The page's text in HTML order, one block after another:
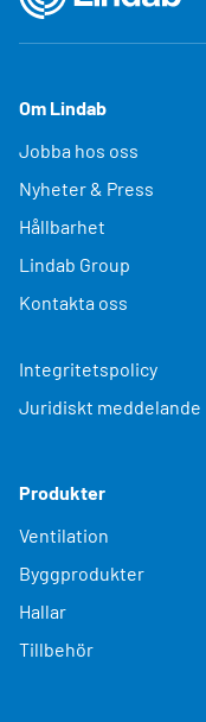
Om Lindab
Jobba hos oss
Nyheter & Press
Hållbarhet
Lindab Group
Kontakta oss
Integritetspolicy
Juridiskt meddelande
Produkter
Ventilation
Byggprodukter
Hallar
Tillbehör